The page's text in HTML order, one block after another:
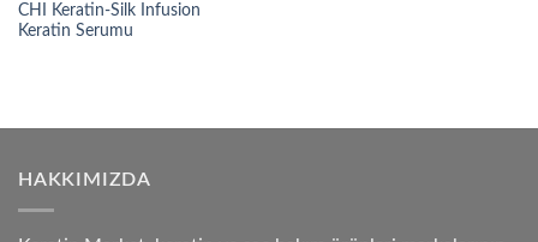
wishlist
CHI Keratin-Silk Infusion
Keratin Serumu
HAKKIMIZDA